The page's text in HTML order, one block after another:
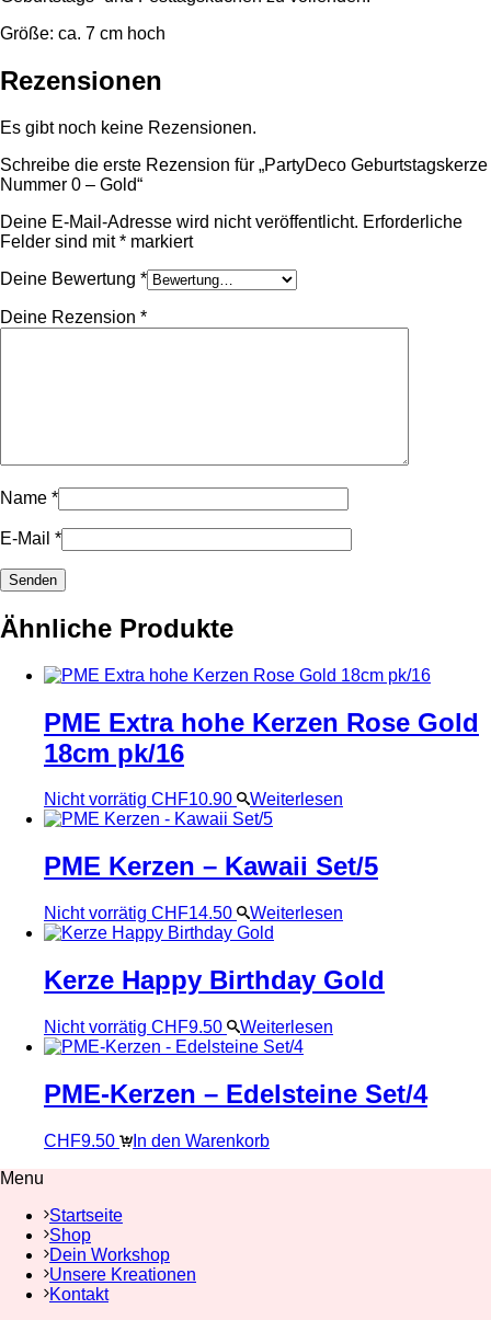
Größe: ca. 7 cm hoch
Rezensionen
Es gibt noch keine Rezensionen.
Schreibe die erste Rezension für „PartyDeco Geburtstagskerze
Nummer 0 – Gold“
Deine E-Mail-Adresse wird nicht veröffentlicht. Erforderliche
Felder sind mit* markiert
Deine Bewertung *
Deine Rezension *
Name *
E-Mail *
Ähnliche Produkte
PME Extra hohe Kerzen Rose Gold
18cm pk/16
Nicht vorrätig CHF10.90 Weiterlesen
PME Kerzen – Kawaii Set/5
Nicht vorrätig CHF14.50 Weiterlesen
Kerze Happy Birthday Gold
Nicht vorrätig CHF9.50 Weiterlesen
PME-Kerzen – Edelsteine Set/4
CHF9.50
In den Warenkorb
Menu
Startseite
Shop
Dein Workshop
Unsere Kreationen
Kontakt